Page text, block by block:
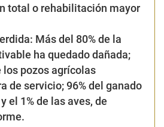
total o rehabilitación mayor
Más del 80%de la
ha quedado dañada;
los pozos agrícolas
de servicio;96%del ganado
el 1%de lasaves, de
.